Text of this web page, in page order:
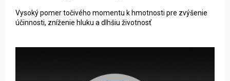
Vysoký pomer točivého momentu k hmotnosti pre zvýšenie
účinnosti, zníženie hluku a dlhšiu životnosť